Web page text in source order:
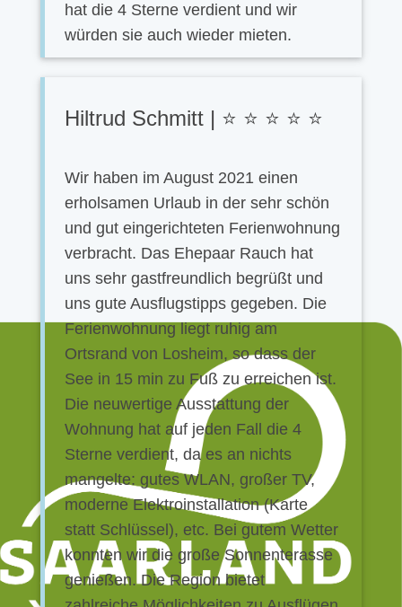
hat die 4 Sterne verdient und wir
würden sie auch wieder mieten.
Hiltrud Schmitt | ⭐ ⭐ ⭐ ⭐ ⭐
Wir haben im August 2021 einen
erholsamen Urlaub in der sehr schön
und gut eingerichteten Ferienwohnung
verbracht. Das Ehepaar Rauch hat
uns sehr gastfreundlich begrüßt und
uns gute Ausflugstipps gegeben. Die
Ferienwohnung liegt ruhig am
Ortsrand von Losheim, so dass der
See in 15 min zu Fuß zu erreichen ist.
Die neuwertige Ausstattung der
Wohnung hat auf jeden Fall die 4
Sterne verdient, da es an nichts
mangelte: gutes WLAN, großer TV,
moderne Elektroinstallation (Karte
statt Schlüssel), etc. Bei gutem Wetter
konnten wir die große Sonnenterasse
genießen. Die Region bietet